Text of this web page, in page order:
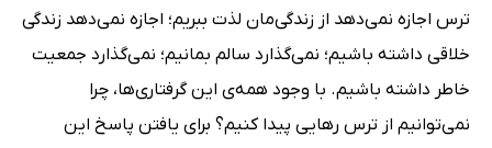
ترس اجازه نمی‌دهد از زندگی‌مان لذت ببریم؛ اجازه نمی‌دهد زندگی
خلاقی داشته باشیم؛ نمی‌گذارد سالم بمانیم؛ نمی‌گذارد جمعیت
خاطر داشته باشیم. با وجود همه‌ی این گرفتاری‌ها، چرا
نمی‌توانیم از ترس رهایی پیدا کنیم؟ برای یافتن پاسخ این